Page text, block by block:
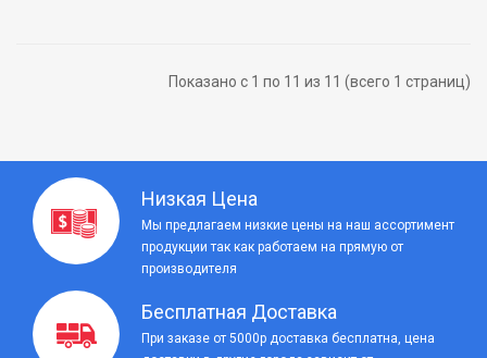
Показано с 1 по 11 из 11 (всего 1 страниц)
Низкая Цена
Мы предлагаем низкие цены на наш ассортимент
продукции так как работаем на прямую от
производителя
Бесплатная Доставка
При заказе от 5000р доставка бесплатна, цена